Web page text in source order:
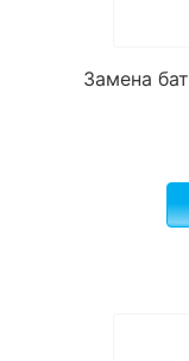
Замена